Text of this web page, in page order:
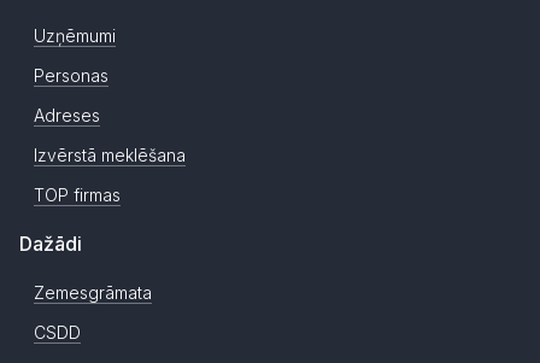
Uzņēmumi
Personas
Adreses
Izvērstā meklēšana
TOP firmas
Dažādi
Zemesgrāmata
CSDD